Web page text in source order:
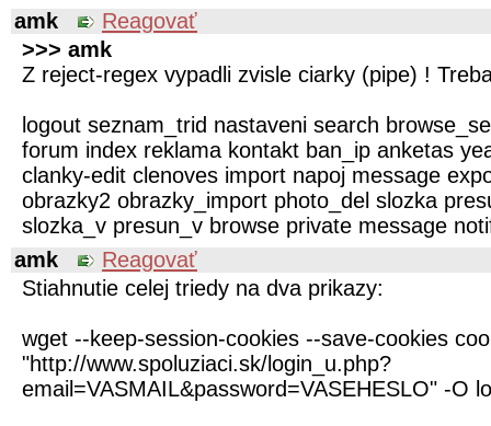
amk
Reagovať
>>> amk
Z reject-regex vypadli zvisle ciarky (pipe) !
logout seznam_trid nastaveni search
forum index reklama kontakt ban_ip anketas
clanky-edit clenoves import napoj message
obrazky2 obrazky_import photo_del slozka
slozka_v presun_v browse private message
amk
Reagovať
Stiahnutie celej triedy na dva prikazy:
wget --keep-session-cookies --save-cookies
"http://www.spoluziaci.sk/login_u.php?
email=VASMAIL&password=VASEHESLO" -O